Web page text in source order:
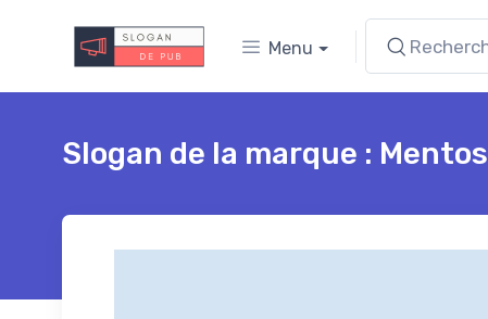
Menu
Slogan de la marque : Mentos